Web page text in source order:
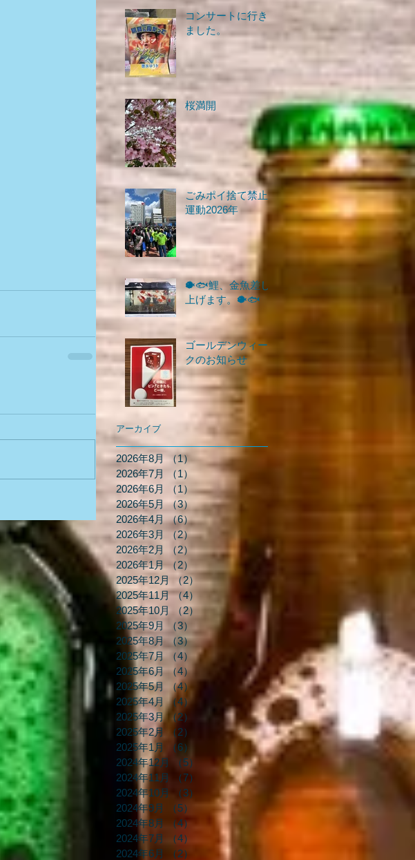
コンサートに行き
ました。
桜満開
ごみポイ捨て禁止
運動2026年
🐡🐟鯉、金魚差し
上げます。🐡🐟
ゴールデンウィー
クのお知らせ
アーカイブ
2026年8月 （1）
1件の記事
2026年7月
（1）
1件の記事
2026年6月
（1）1件の記事
2026年5月 （3）3件の記事
2026年4月 （6）6件の記事
2026年3月
（2）2件の記事
2026年2月
（2）2件の記事
2026年1月 （2）2件の記事
2025年12月
（2）2件の記事
2025年11月 （4）
4件の記事
2025年10月
（2）
2件の記事
2025年9月
（3）
3件の記事
2025年8月 （3）3件の記事
2025年7月
（4）
4件の記事
2025年6月 （4）
2025年5月
（4）
2025年4月 （4）
2025年3月
（2）
2件の記事
2025年2月
（2）
2件の記事
2025年1月
（6）
6件の記事
2024年12月
（5）
5件の記事
2024年11月
（7）
7件の記事
2024年10月
（3）
3件の記事
2024年9月
（5）
5件の記事
2024年8月
（4）4件の記事
2024年7月
（4）
4件の記事
2024年6月
（2）
2件の記事